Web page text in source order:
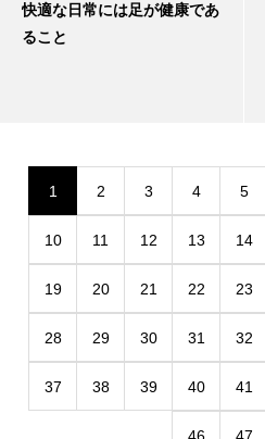
快適な日常には足が健康であ
ること
1 2 3 4 5
10 11 12 13 14
19 20 21 22 23
28 29 30 31 32
37 38 39 40 41